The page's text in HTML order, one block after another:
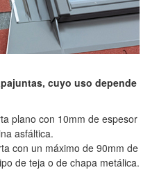
cuyo uso depende
plano con 10mm de espesor
asfáltica.
con un máximo de 90mm de
de teja o de chapa metálica.